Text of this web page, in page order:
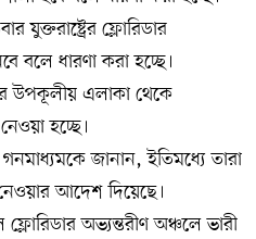
যুক্তরাষ্ট্রের ফ্লোরিডার
বলে ধারণা করা হচ্ছে।
উপকূলীয় এলাকা থেকে
হচ্ছে।
জানান, ইতিমধ্যে তারা
আদেশ দিয়েছে।
অভ্যন্তরীণ অঞ্চলে ভারী